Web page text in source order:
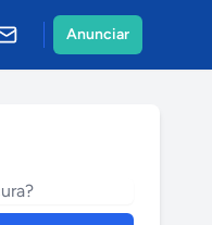
Anunciar